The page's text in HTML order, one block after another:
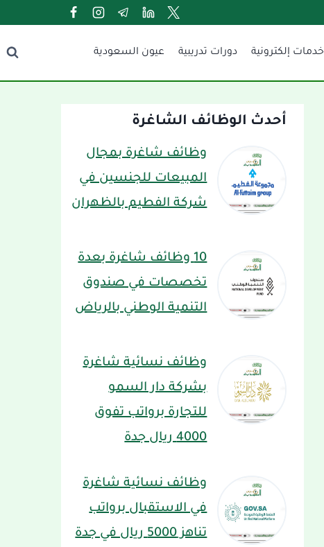
خدمات إلكترونية دورات تدريبية عيون السعودية
أحدث الوظائف الشاغرة
وظائف شاغرة بمجال
المبيعات للجنسين في
شركة الفطيم بالظهران
10 وظائف شاغرة بعدة
تخصصات في صندوق
التنمية الوطني بالرياض
وظائف نسائية شاغرة
بشركة دار السمو
للتجارة برواتب تفوق
4000 ريال جدة
وظائف نسائية شاغرة
في الاستقبال برواتب
تناهز 5000 ريال في جدة